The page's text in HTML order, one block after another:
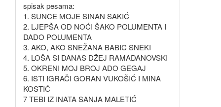
spisak pesama:
1. SUNCE MOJE SINAN SAKIĆ
2. LJEPŠA OD NOĆI ŠAKO POLUMENTA I
DADO POLUMENTA
3. AKO, AKO SNEŽANA BABIC SNEKI
4. LOŠA SI DANAS DŽEJ RAMADANOVSKI
5. OKRENI MOJ BROJ ADO GEGAJ
6. ISTI IGRAČI GORAN VUKOŠIĆ I MINA
KOSTIĆ
7 TEBI IZ INATA SANJA MALETIĆ